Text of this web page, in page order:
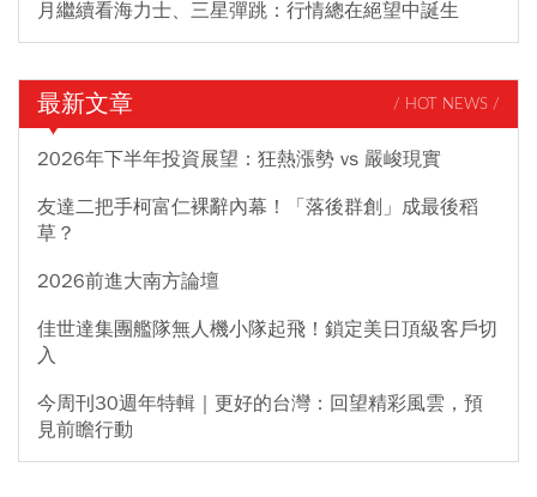
月繼續看海力士、三星彈跳：行情總在絕望中誕生
最新文章 / HOT NEWS /
2026年下半年投資展望：狂熱漲勢 vs 嚴峻現實
友達二把手柯富仁裸辭內幕！「落後群創」成最後稻
草？
2026前進大南方論壇
佳世達集團艦隊無人機小隊起飛！鎖定美日頂級客戶切
入
今周刊30週年特輯｜更好的台灣：回望精彩風雲，預
見前瞻行動